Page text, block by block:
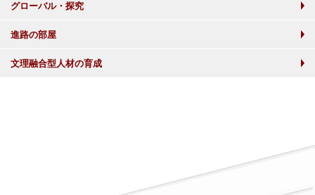
グローバル・探究
進路の部屋
文理融合型人材の育成